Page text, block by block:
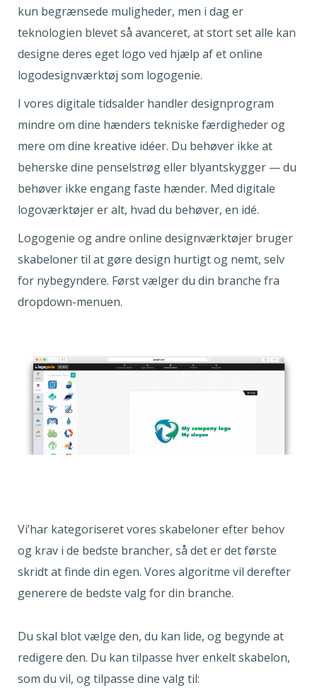
kun begrænsede muligheder, men i dag er
teknologien blevet så avanceret, at stort set alle kan
designe deres eget logo ved hjælp af et online
logodesignværktøj som logogenie.
I vores digitale tidsalder handler designprogram
mindre om dine hænders tekniske færdigheder og
mere om dine kreative idéer. Du behøver ikke at
beherske dine penselstrøg eller blyantskygger — du
behøver ikke engang faste hænder. Med digitale
logoværktøjer er alt, hvad du behøver, en idé.
Logogenie og andre online designværktøjer bruger
skabeloner til at gøre design hurtigt og nemt, selv
for nybegyndere. Først vælger du din branche fra
dropdown-menuen.
Vi’har kategoriseret vores skabeloner efter behov
og krav i de bedste brancher, så det er det første
skridt at finde din egen. Vores algoritme vil derefter
generere de bedste valg for din branche.
Du skal blot vælge den, du kan lide, og begynde at
redigere den. Du kan tilpasse hver enkelt skabelon,
som du vil, og tilpasse dine valg til: